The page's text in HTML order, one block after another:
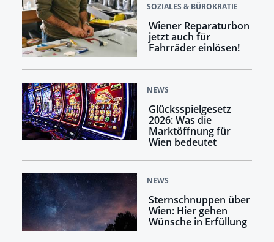
SOZIALES & BÜROKRATIE
Wiener Reparaturbon
jetzt auch für
Fahrräder einlösen!
NEWS
Glücksspielgesetz
2026: Was die
Marktöffnung für
Wien bedeutet
NEWS
Sternschnuppen über
Wien: Hier gehen
Wünsche in Erfüllung